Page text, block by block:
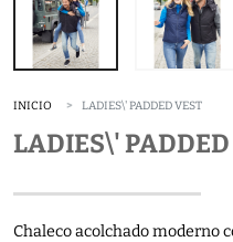
INICIO LADIES\' PADDED VEST
LADIES\' PADDED
Chaleco acolchado moderno